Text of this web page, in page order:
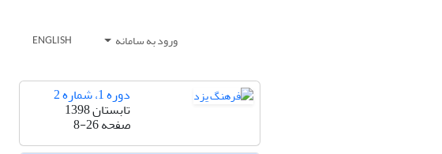
ورود به سامانه ENGLISH
دوره 1، شماره 2
تابستان 1398
صفحه8-26